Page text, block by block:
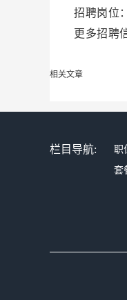
招聘岗位：
更多招聘
相关文章
栏目导航: 职
套